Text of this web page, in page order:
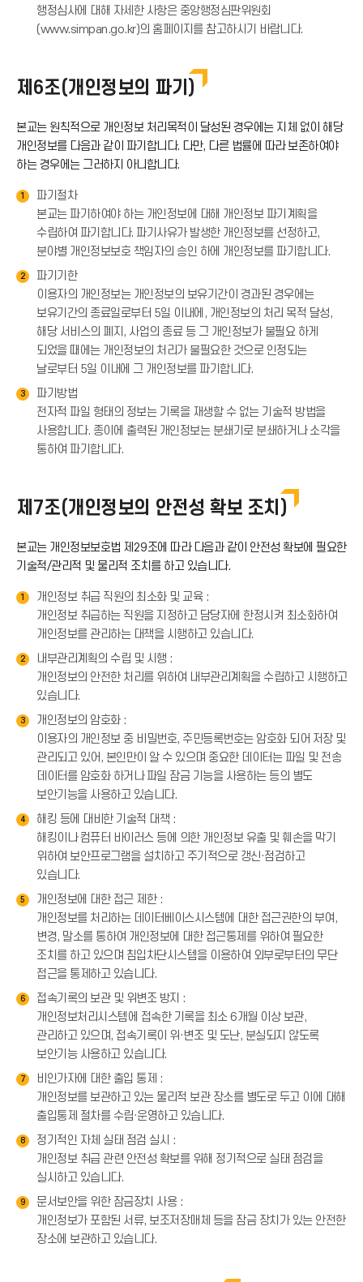
행정심사에 대해 자세한 사항은 중앙행정심판위원회
(www.simpan.go.kr)의 홈페이지를 참고하시기 바랍니다.
제6조(개인정보의 파기)
본교는 원칙적으로 개인정보 처리목적이 달성된 경우에는 지체 없이 해당
개인정보를 다음과 같이 파기합니다. 다만, 다른 법률에 따라 보존하여야
하는 경우에는 그러하지 아니합니다.
1
파기절차
본교는 파기하여야 하는 개인정보에 대해 개인정보 파기계획을
수립하여 파기합니다. 파기사유가 발생한 개인정보를 선정하고,
분야별 개인정보보호 책임자의 승인 하에 개인정보를 파기합니다.
2
파기기한
이용자의 개인정보는 개인정보의 보유기간이 경과된 경우에는
보유기간의 종료일로부터 5일 이내에, 개인정보의 처리 목적 달성,
해당 서비스의 폐지, 사업의 종료 등 그 개인정보가 불필요 하게
되었을 때에는 개인정보의 처리가 불필요한 것으로 인정되는
날로부터 5일 이내에 그 개인정보를 파기합니다.
3
파기방법
전자적 파일 형태의 정보는 기록을 재생할 수 없는 기술적 방법을
사용합니다. 종이에 출력된 개인정보는 분쇄기로 분쇄하거나 소각을
통하여 파기합니다.
제7조(개인정보의 안전성 확보 조치)
본교는 개인정보보호법 제29조에 따라 다음과 같이 안전성 확보에 필요한
기술적/관리적 및 물리적 조치를 하고 있습니다.
1
개인정보 취급 직원의 최소화 및 교육 :
개인정보 취급하는 직원을 지정하고 담당자에 한정시켜 최소화하여
개인정보를 관리하는 대책을 시행하고 있습니다.
2
내부관리계획의 수립 및 시행 :
개인정보의 안전한 처리를 위하여 내부관리계획을 수립하고 시행하고
있습니다.
3
개인정보의 암호화 :
이용자의 개인정보 중 비밀번호, 주민등록번호는 암호화 되어 저장 및
관리되고 있어, 본인만이 알 수 있으며 중요한 데이터는 파일 및 전송
데이터를 암호화 하거나 파일 잠금 기능을 사용하는 등의 별도
보안기능을 사용하고 있습니다.
4
해킹 등에 대비한 기술적 대책 :
해킹이나 컴퓨터 바이러스 등에 의한 개인정보 유출 및 훼손을 막기
위하여 보안프로그램을 설치하고 주기적으로 갱신·점검하고
있습니다.
5
개인정보에 대한 접근 제한 :
개인정보를 처리하는 데이터베이스시스템에 대한 접근권한의 부여,
변경, 말소를 통하여 개인정보에 대한 접근통제를 위하여 필요한
조치를 하고 있으며 침입차단시스템을 이용하여 외부로부터의 무단
접근을 통제하고 있습니다.
6
접속기록의 보관 및 위변조 방지 :
개인정보처리시스템에 접속한 기록을 최소 6개월 이상 보관,
관리하고 있으며, 접속기록이 위·변조 및 도난, 분실되지 않도록
보안기능 사용하고 있습니다.
7
비인가자에 대한 출입 통제 :
개인정보를 보관하고 있는 물리적 보관 장소를 별도로 두고 이에 대해
출입통제 절차를 수립·운영하고 있습니다.
8
정기적인 자체 실태 점검 실시 :
개인정보 취급 관련 안전성 확보를 위해 정기적으로 실태 점검을
실시하고 있습니다.
9
문서보안을 위한 잠금장치 사용 :
개인정보가 포함된 서류, 보조저장매체 등을 잠금 장치가 있는 안전한
장소에 보관하고 있습니다.